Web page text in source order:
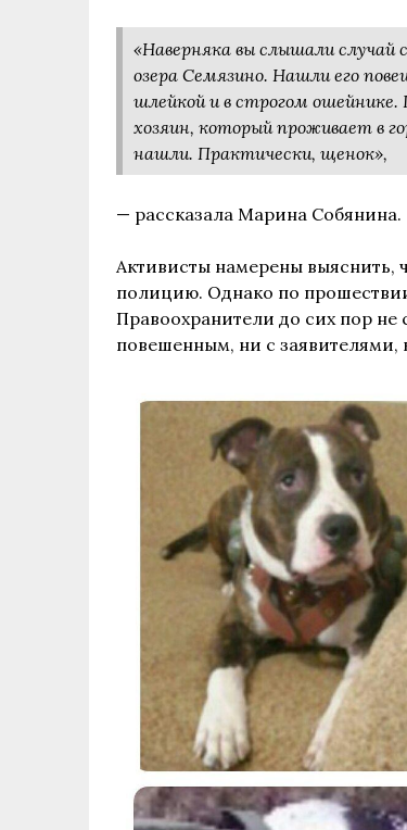
«Наверняка вы слышали случай
озера Семязино. Нашли его
шлейкой и в строгом ошейнике.
хозяин, который проживает в
нашли. Практически, щенок»,
— рассказала Марина Собянина.
Активисты намерены выяснить,
полицию. Однако по
Правоохранители до сих пор
повешенным, ни с